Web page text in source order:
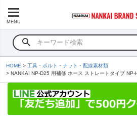
MENU
HOME
工具・ボルト・ナット・配線素材類
NANKAI NP-D25 用補修 ホース ストレートタイプ NP-